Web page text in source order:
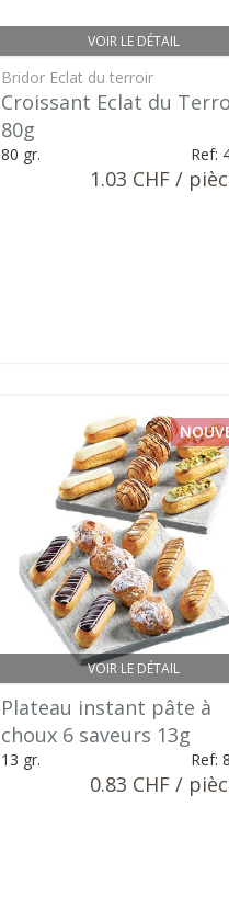
VOIR LE DÉTAIL
Bridor Eclat du terroir
Croissant Eclat du
80g
80 gr. Ref:
1.03 CHF /
VOIR LE DÉTAIL
Plateau instant pâte à
choux 6 saveurs 13g
13 gr. Ref:
0.83 CHF /